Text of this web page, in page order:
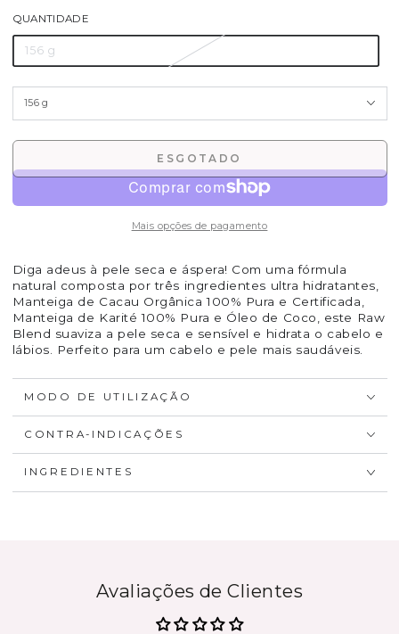
QUANTIDADE
156 g
ESGOTADO
Mais opções de pagamento
Diga adeus à pele seca e áspera! Com uma fórmula
natural composta por três ingredientes ultra hidratantes,
Manteiga de Cacau Orgânica 100% Pura e Certificada,
Manteiga de Karité 100% Pura e Óleo de Coco, este Raw
Blend suaviza a pele seca e sensível e hidrata o cabelo e
lábios. Perfeito para um cabelo e pele mais saudáveis.
MODO DE UTILIZAÇÃO
CONTRA-INDICAÇÕES
INGREDIENTES
Avaliações de Clientes